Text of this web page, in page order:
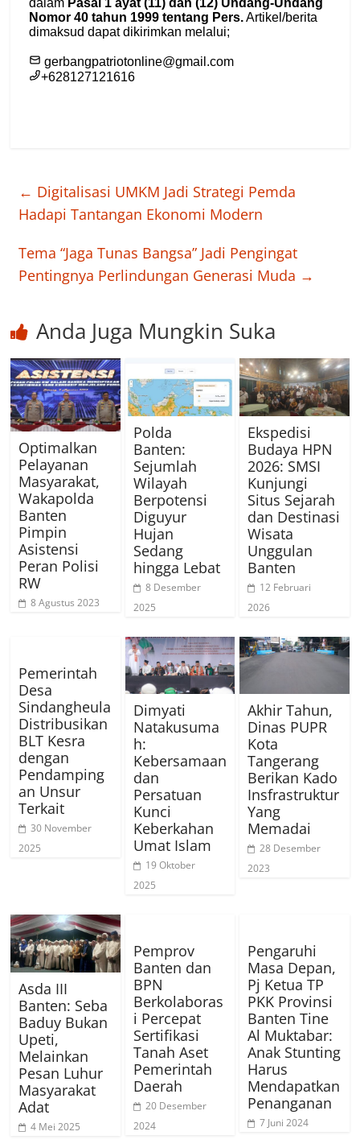
← Digitalisasi UMKM Jadi Strategi Pemda
Hadapi Tantangan Ekonomi Modern
Tema “Jaga Tunas Bangsa” Jadi Pengingat
Pentingnya Perlindungan Generasi Muda →
Anda Juga Mungkin Suka
Optimalkan
Pelayanan
Masyarakat,
Wakapolda
Banten
Pimpin
Asistensi
Peran Polisi
RW
8 Agustus 2023
Polda
Banten:
Sejumlah
Wilayah
Berpotensi
Diguyur
Hujan
Sedang
hingga Lebat
8 Desember
2025
Ekspedisi
Budaya HPN
2026: SMSI
Kunjungi
Situs Sejarah
dan Destinasi
Wisata
Unggulan
Banten
12 Februari
2026
Pemerintah
Desa
Sindangheula
Distribusikan
BLT Kesra
dengan
Pendamping
an Unsur
Terkait
30 November
2025
Dimyati
Natakusuma
h:
Kebersamaan
dan
Persatuan
Kunci
Keberkahan
Umat Islam
19 Oktober
2025
Akhir Tahun,
Dinas PUPR
Kota
Tangerang
Berikan Kado
Insfrastruktur
Yang
Memadai
28 Desember
2023
Asda III
Banten: Seba
Baduy Bukan
Upeti,
Melainkan
Pesan Luhur
Masyarakat
Adat
4 Mei 2025
Pemprov
Banten dan
BPN
Berkolaboras
i Percepat
Sertifikasi
Tanah Aset
Pemerintah
Daerah
20 Desember
2024
Pengaruhi
Masa Depan,
Pj Ketua TP
PKK Provinsi
Banten Tine
Al Muktabar:
Anak Stunting
Harus
Mendapatkan
Penanganan
7 Juni 2024